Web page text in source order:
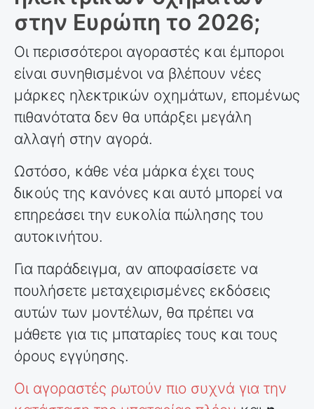
στην Ευρώπη το 2026;
Οι περισσότεροι αγοραστές και έμποροι
είναι συνηθισμένοι να βλέπουν νέες
μάρκες ηλεκτρικών οχημάτων, επομένως
πιθανότατα δεν θα υπάρξει μεγάλη
αλλαγή στην αγορά.
Ωστόσο, κάθε νέα μάρκα έχει τους
δικούς της κανόνες και αυτό μπορεί να
επηρεάσει την ευκολία πώλησης του
αυτοκινήτου.
Για παράδειγμα, αν αποφασίσετε να
πουλήσετε μεταχειρισμένες εκδόσεις
αυτών των μοντέλων, θα πρέπει να
μάθετε για τις μπαταρίες τους και τους
όρους εγγύησης.
Οι αγοραστές ρωτούν πιο συχνά για την